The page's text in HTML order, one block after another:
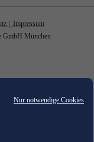
Nur notwendige Cookies
| Impressum
GmbH München